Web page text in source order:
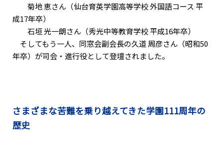
菊地 恵さん（仙台育英学園高等学校 外国語コース 平
成17年卒）
石垣 光一朗さん（秀光中等教育学校 平成16年卒）
そしてもう一人、同窓会副会長の久道 周彦さん（昭和50
年卒）が司会・進行役として登壇されました。
さまざまな苦難を乗り越えてきた学園111周年の
歴史